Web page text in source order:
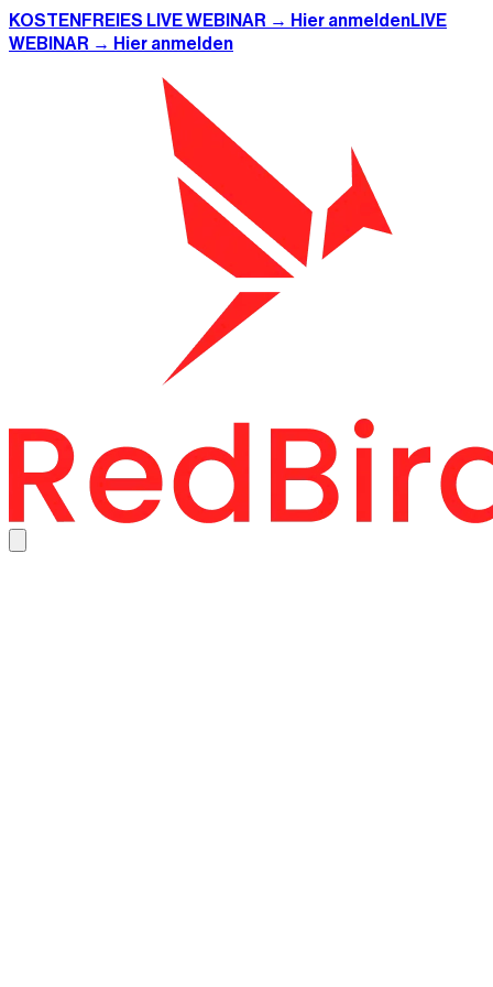
KOSTENFREIES LIVE WEBINAR → Hier anmeldenLIVE
WEBINAR → Hier anmelden